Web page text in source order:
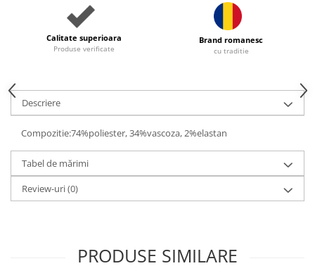
Calitate superioara
Produse verificate
Brand romanesc
cu traditie
Descriere
Compozitie:74%poliester, 34%vascoza, 2%elastan
Tabel de mărimi
Review-uri(0)
PRODUSE SIMILARE